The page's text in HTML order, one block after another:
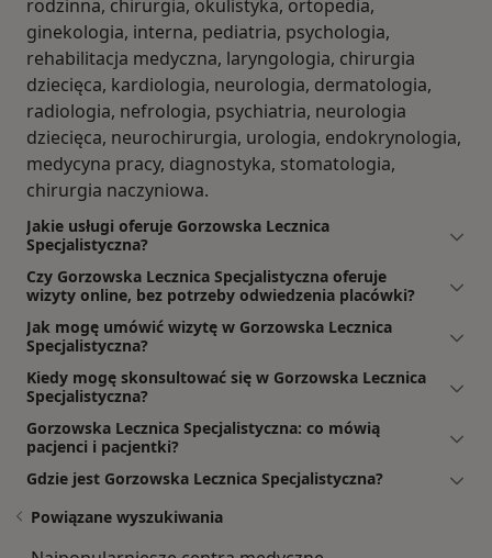
rodzinna, chirurgia, okulistyka, ortopedia,
ginekologia, interna, pediatria, psychologia,
rehabilitacja medyczna, laryngologia, chirurgia
dziecięca, kardiologia, neurologia, dermatologia,
radiologia, nefrologia, psychiatria, neurologia
dziecięca, neurochirurgia, urologia, endokrynologia,
medycyna pracy, diagnostyka, stomatologia,
chirurgia naczyniowa.
Jakie usługi oferuje Gorzowska Lecznica
Specjalistyczna?
Czy Gorzowska Lecznica Specjalistyczna oferuje
wizyty online, bez potrzeby odwiedzenia placówki?
Jak mogę umówić wizytę w Gorzowska Lecznica
Specjalistyczna?
Kiedy mogę skonsultować się w Gorzowska Lecznica
Specjalistyczna?
Gorzowska Lecznica Specjalistyczna: co mówią
pacjenci i pacjentki?
Gdzie jest Gorzowska Lecznica Specjalistyczna?
Powiązane wyszukiwania